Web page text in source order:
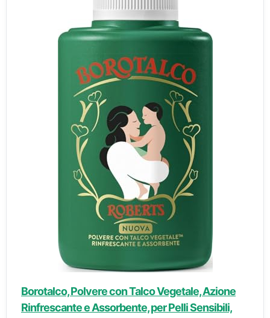
Borotalco, Polvere con Talco Vegetale, Azione
Rinfrescante e Assorbente, per Pelli Sensibili,